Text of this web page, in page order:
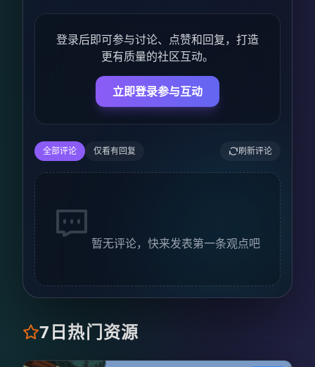
登录后即可参与讨论、点赞和回复，打造
更有质量的社区互动。
立即登录参与互动
全部评论 仅看有回复 刷新评论
暂无评论，快来发表第一条观点吧
7日热门资源